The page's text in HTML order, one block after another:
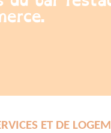
ET DE